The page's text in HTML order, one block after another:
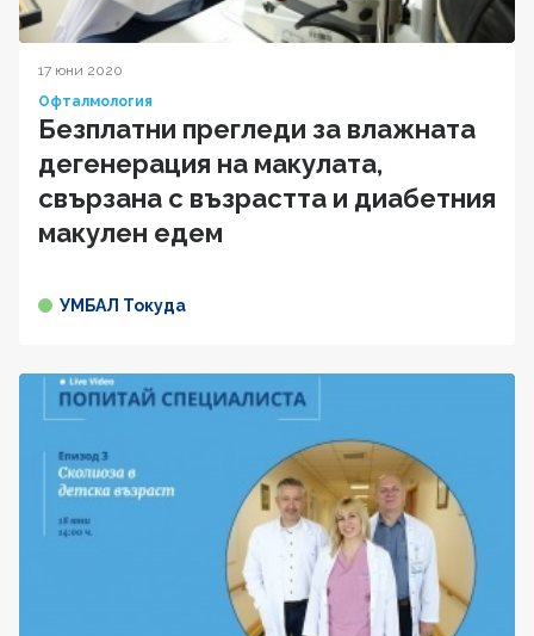
17 юни 2020
Офталмология
Безплатни прегледи за влажната
дегенерация на макулата,
свързана с възрастта и диабетния
макулен едем
УМБАЛ Токуда